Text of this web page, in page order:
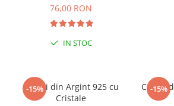
76,00 RON
IN STOC
-15%
Cercei din Argint 925 cu
Cristale
-15%
Cercei